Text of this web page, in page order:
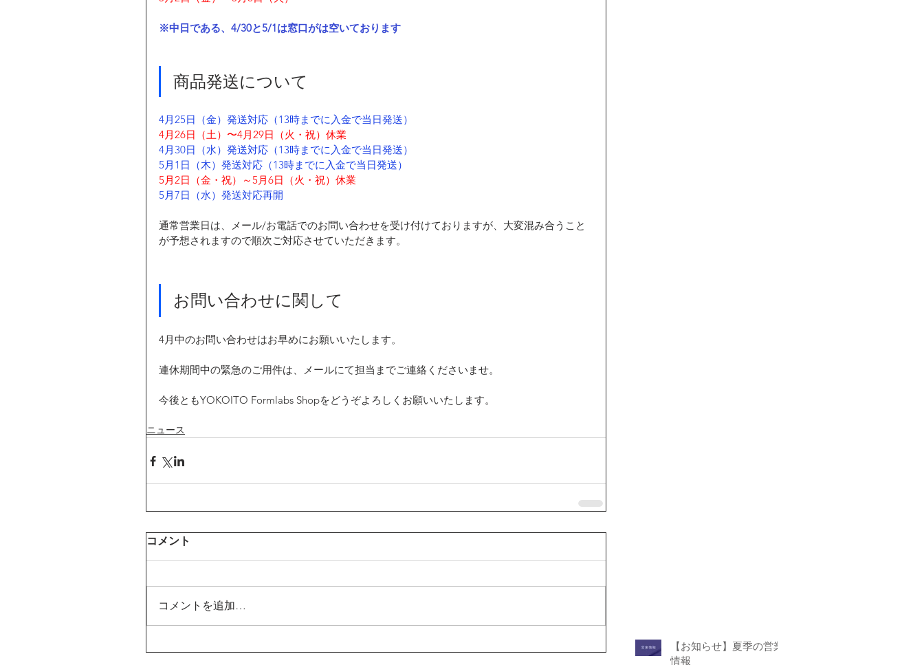
※中日である、4/30と5/1は窓口がは空いております
商品発送について
4月25日（金）発送対応（13時までに入金で当日発送）
4月26日（土）〜4月29日（火・祝）休業
4月30日（水）発送対応（13時までに入金で当日発送）
5月1日（木）発送対応（13時までに入金で当日発送）
5月2日（金・祝）～5月6日（火・祝）休業
5月7日（水）発送対応再開
通常営業日は、メール/お電話でのお問い合わせを受け付けておりますが、大変混み合うこと
が予想されますので順次ご対応させていただきます。
お問い合わせに関して
4月中のお問い合わせはお早めにお願いいたします。
連休期間中の緊急のご用件は、メールにて担当までご連絡くださいませ。
今後ともYOKOITO Formlabs Shopをどうぞよろしくお願いいたします。
ニュース
コメント
コメントを追加…
【お知らせ】夏季の営業
情報